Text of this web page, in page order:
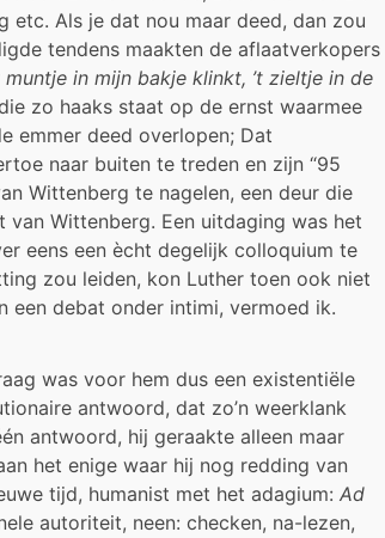
etc. Als je dat nou maar deed, dan zou
tendens maakten de aflaatverkopers
muntje in mijn bakje klinkt, ’t zieltje in de
zo haaks staat op de ernst waarmee
emmer deed overlopen; Dat
naar buiten te treden en zijn “95
Wittenberg te nagelen, een deur die
van Wittenberg. Een uitdaging was het
eens een ècht degelijk colloquium te
zou leiden, kon Luther toen ook niet
een debat onder intimi, vermoed ik.
was voor hem dus een existentiële
antwoord, dat zo’n weerklank
antwoord, hij geraakte alleen maar
het enige waar hij nog redding van
tijd, humanist met het adagium: Ad
autoriteit, neen: checken, na-lezen,